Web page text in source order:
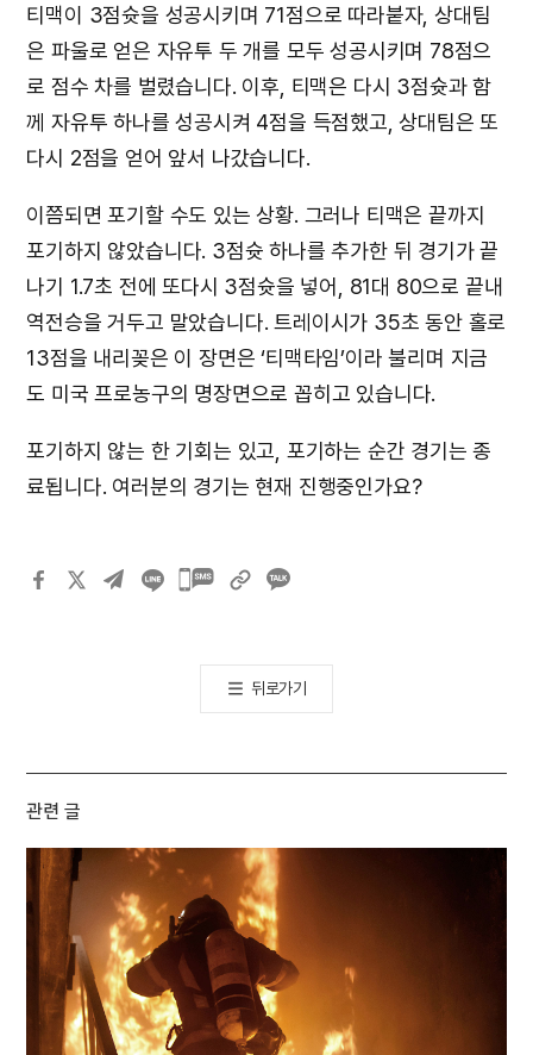
티맥이 3점슛을 성공시키며 71점으로 따라붙자, 상대팀
은 파울로 얻은 자유투 두 개를 모두 성공시키며 78점으
로 점수 차를 벌렸습니다. 이후, 티맥은 다시 3점슛과 함
께 자유투 하나를 성공시켜 4점을 득점했고, 상대팀은 또
다시 2점을 얻어 앞서 나갔습니다.
이쯤되면 포기할 수도 있는 상황. 그러나 티맥은 끝까지
포기하지 않았습니다. 3점슛 하나를 추가한 뒤 경기가 끝
나기 1.7초 전에 또다시 3점슛을 넣어, 81대 80으로 끝내
역전승을 거두고 말았습니다. 트레이시가 35초 동안 홀로
13점을 내리꽂은 이 장면은 ‘티맥타임’이라 불리며 지금
도 미국 프로농구의 명장면으로 꼽히고 있습니다.
포기하지 않는 한 기회는 있고, 포기하는 순간 경기는 종
료됩니다. 여러분의 경기는 현재 진행중인가요?
카카오톡
뒤로가기
관련 글